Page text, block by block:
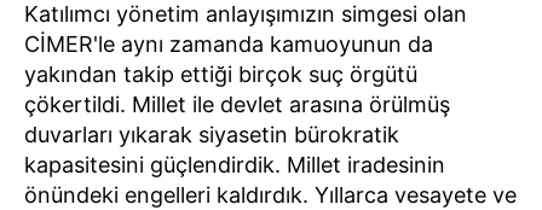
Katılımcı yönetim anlayışımızın simgesi olan
CİMER'le aynı zamanda kamuoyunun da
yakından takip ettiği birçok suç örgütü
çökertildi. Millet ile devlet arasına örülmüş
duvarları yıkarak siyasetin bürokratik
kapasitesini güçlendirdik. Millet iradesinin
önündeki engelleri kaldırdık. Yıllarca vesayete ve